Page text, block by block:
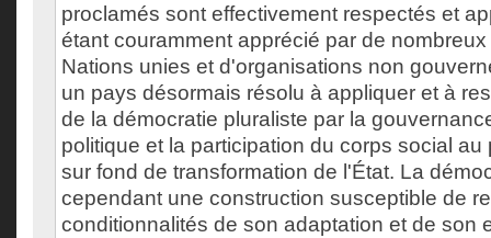
proclamés sont effectivement respectés et
étant couramment apprécié par de
Nations unies et d'organisations non
un pays désormais résolu à appliquer et à
de la démocratie pluraliste par la
politique et la participation du corps social
sur fond de transformation de l'État. La
cependant une construction susceptible de
conditionnalités de son adaptation et de son